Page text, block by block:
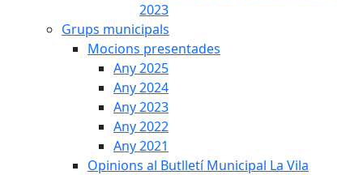
2023
Grups municipals
Mocions presentades
Any 2025
Any 2024
Any 2023
Any 2022
Any 2021
Opinions al Butlletí Municipal La Vila